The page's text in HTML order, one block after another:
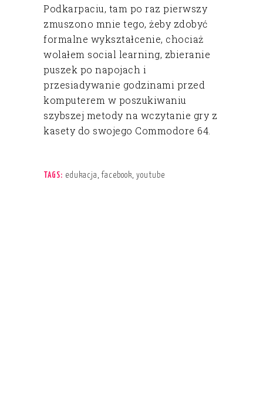
Podkarpaciu, tam po raz pierwszy
zmuszono mnie tego, żeby zdobyć
formalne wykształcenie, chociaż
wolałem social learning, zbieranie
puszek po napojach i
przesiadywanie godzinami przed
komputerem w poszukiwaniu
szybszej metody na wczytanie gry z
kasety do swojego Commodore 64.
TAGS: edukacja facebook youtube